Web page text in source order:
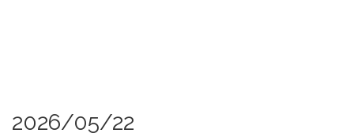
2026/05/22